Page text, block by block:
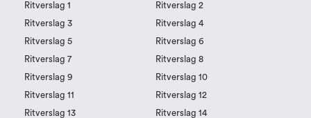
Ritverslag 1
Ritverslag 2
Ritverslag 3
Ritverslag 4
Ritverslag 5
Ritverslag 6
Ritverslag 7
Ritverslag 8
Ritverslag 9
Ritverslag 10
Ritverslag 11
Ritverslag 12
Ritverslag 13
Ritverslag 14